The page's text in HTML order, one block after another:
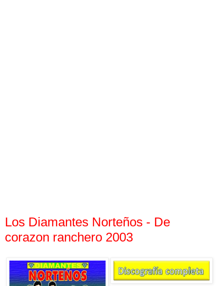
Los Diamantes Norteños - De
corazon ranchero 2003